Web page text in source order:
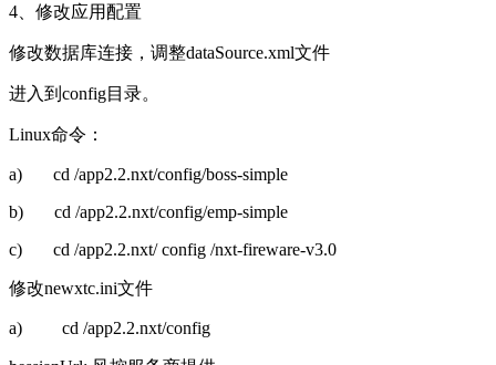
4、修改应用配置
修改数据库连接，调整dataSource.xml文件
进入到 config目录。
Linux命令：
a) cd /app2.2.nxt/config/boss-simple
b) cd /app2.2.nxt/config/emp-simple
c) cd /app2.2.nxt/ config /nxt-fireware-v3.0
修改newxtc.ini文件
a) cd /app2.2.nxt/config